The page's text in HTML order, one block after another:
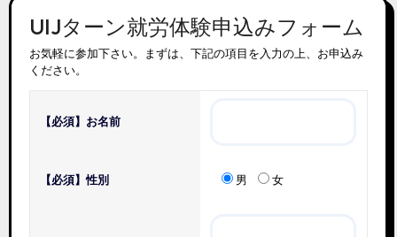
UIJターン就労体験申込みフォーム
お気軽に参加下さい。まずは、下記の項目を入力の上、お申込み
ください。
【必須】 お名前
【必須】性別 男 女